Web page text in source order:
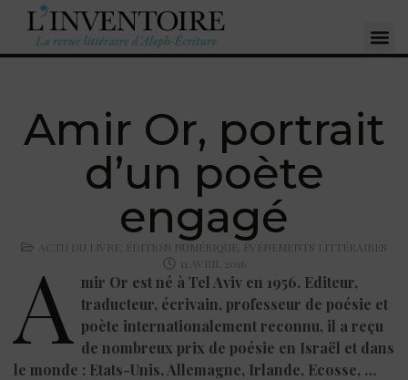
Amir Or, portrait
d’un poète
engagé
ACTU DU LIVRE ÉDITION NUMÉRIQUE
ÉVÉNEMENTS LITTÉRAIRES
11 AVRIL 2016
A mir Or est né à Tel Aviv en 1956. Editeur,
traducteur, écrivain, professeur de poésie et
poète internationalement reconnu, il a reçu
de nombreux prix de poésie en Israël et dans
le monde : Etats-Unis, Allemagne, Irlande, Ecosse, …